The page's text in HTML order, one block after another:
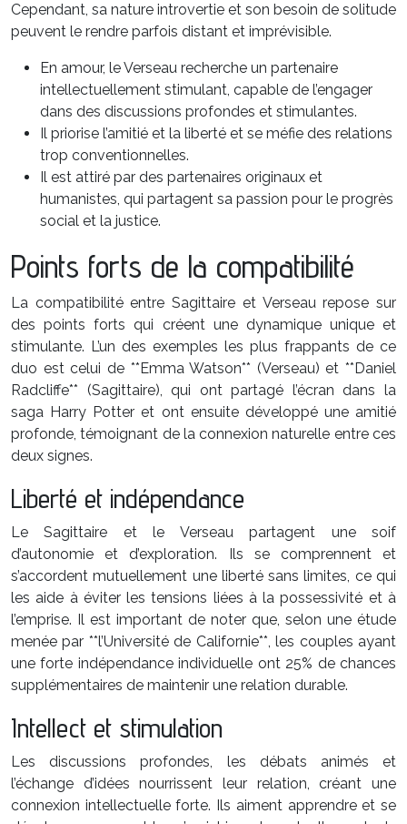
Cependant, sa nature introvertie et son besoin de solitude
peuvent le rendre parfois distant et imprévisible.
En amour, le Verseau recherche un partenaire
intellectuellement stimulant, capable de l’engager
dans des discussions profondes et stimulantes.
Il priorise l’amitié et la liberté et se méfie des relations
trop conventionnelles.
Il est attiré par des partenaires originaux et
humanistes, qui partagent sa passion pour le progrès
social et la justice.
Points forts de la compatibilité
La compatibilité entre Sagittaire et Verseau repose sur
des points forts qui créent une dynamique unique et
stimulante. L’un des exemples les plus frappants de ce
duo est celui de **Emma Watson** (Verseau) et **Daniel
Radcliffe** (Sagittaire), qui ont partagé l’écran dans la
saga Harry Potter et ont ensuite développé une amitié
profonde, témoignant de la connexion naturelle entre ces
deux signes.
Liberté et indépendance
Le Sagittaire et le Verseau partagent une soif
d’autonomie et d’exploration. Ils se comprennent et
s’accordent mutuellement une liberté sans limites, ce qui
les aide à éviter les tensions liées à la possessivité et à
l’emprise. Il est important de noter que, selon une étude
menée par **l’Université de Californie**, les couples ayant
une forte indépendance individuelle ont 25% de chances
supplémentaires de maintenir une relation durable.
Intellect et stimulation
Les discussions profondes, les débats animés et
l’échange d’idées nourrissent leur relation, créant une
connexion intellectuelle forte. Ils aiment apprendre et se